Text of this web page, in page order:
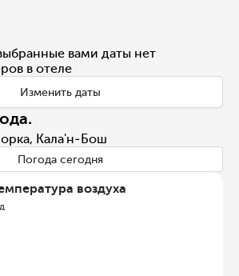
вами даты нет
в отеле
Изменить даты
Кала'н-Бош
Погода сегодня
воздуха